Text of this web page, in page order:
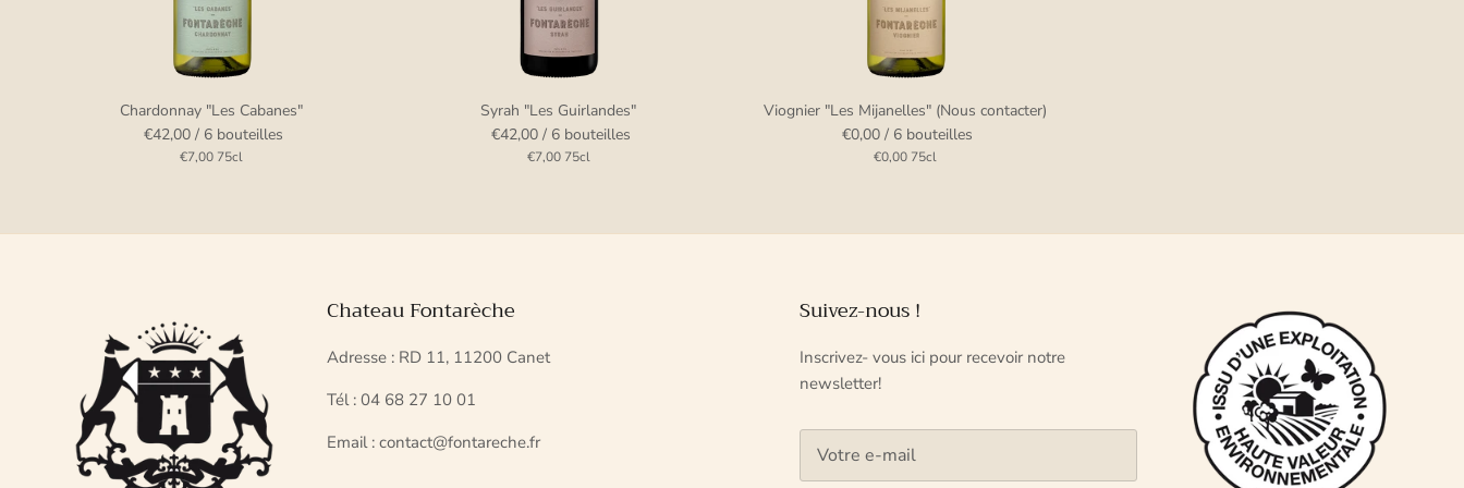
Chardonnay "Les Cabanes"
€42,00 / 6 bouteilles
€7,00 75cl
Syrah "Les Guirlandes"
€42,00 / 6 bouteilles
€7,00 75cl
Viognier "Les Mijanelles" (Nous contacter)
€0,00 / 6 bouteilles
€0,00 75cl
Chateau Fontarèche
Adresse : RD 11, 11200 Canet
Tél : 04 68 27 10 01
Email : contact@fontareche.fr
Suivez-nous !
Inscrivez- vous ici pour recevoir notre
newsletter!